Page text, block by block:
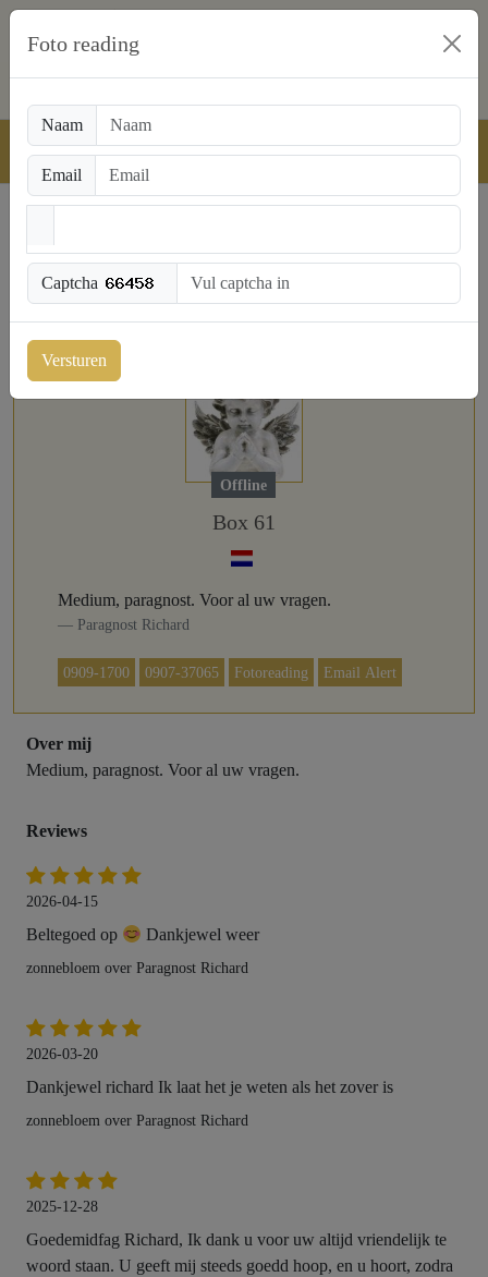
BE: 0907-37065 € 1,50 pm
Offline
Box 61
Medium, paragnost. Voor al uw vragen.
Paragnost Richard
0909-1700 0907-37065 Fotoreading Email Alert
Over mij
Medium, paragnost. Voor al uw vragen.
Reviews
2026-04-15
Beltegoed op Dankjewel weer
zonnebloem over Paragnost Richard
2026-03-20
Dankjewel richard Ik laat het je weten als het zover is
zonnebloem over Paragnost Richard
2025-12-28
Goedemidfag Richard, Ik dank u voor uw altijd vriendelijk te
woord staan. U geeft mij steeds goedd hoop, en u hoort, zodra
Foto reading
Naam
Email
Captcha
Versturen